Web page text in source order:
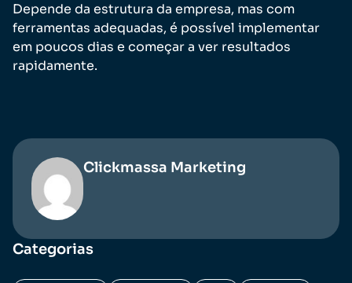
Depende da estrutura da empresa, mas com
ferramentas adequadas, é possível implementar
em poucos dias e começar a ver resultados
rapidamente.
Clickmassa Marketing
Categorias